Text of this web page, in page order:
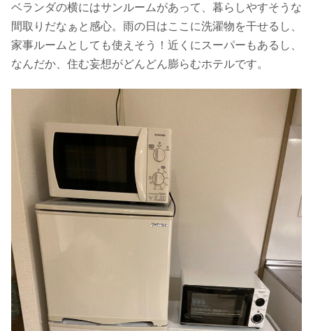
ベランダの横にはサンルームがあって、暮らしやすそうな
間取りだなぁと感心。雨の日はここに洗濯物を干せるし、
家事ルームとしても使えそう！近くにスーパーもあるし、
なんだか、住む妄想がどんどん膨らむホテルです。